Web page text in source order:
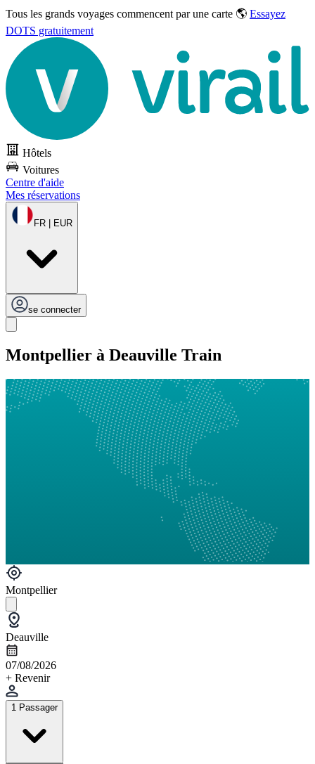
Tous les grands voyages commencent par une carte 🌎 Essayez
DOTS gratuitement
Hôtels
Voitures
Centre d'aide
Mes réservations
FR | EUR
se connecter
Montpellier à Deauville Train
Montpellier
Deauville
07/08/2026
+ Revenir
1 Passager